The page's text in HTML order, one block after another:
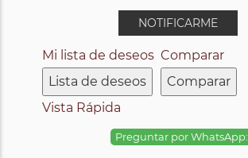
NOTIFICARME
Mi lista de deseos
Lista de deseos
Comparar
Comparar
Vista Rápida
Preguntar por WhatsApp: